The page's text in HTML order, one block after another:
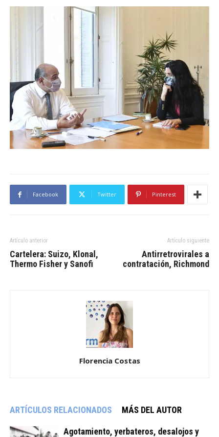
Facebook Twitter Pinterest
Artículo anterior
Cartelera: Suizo, Klonal,
Thermo Fisher y Sanofi
Artículo siguiente
Antirretrovirales a
contratación, Richmond
Florencia Costas
ARTÍCULOS RELACIONADOS MÁS DEL AUTOR
Agotamiento, yerbateros, desalojos y